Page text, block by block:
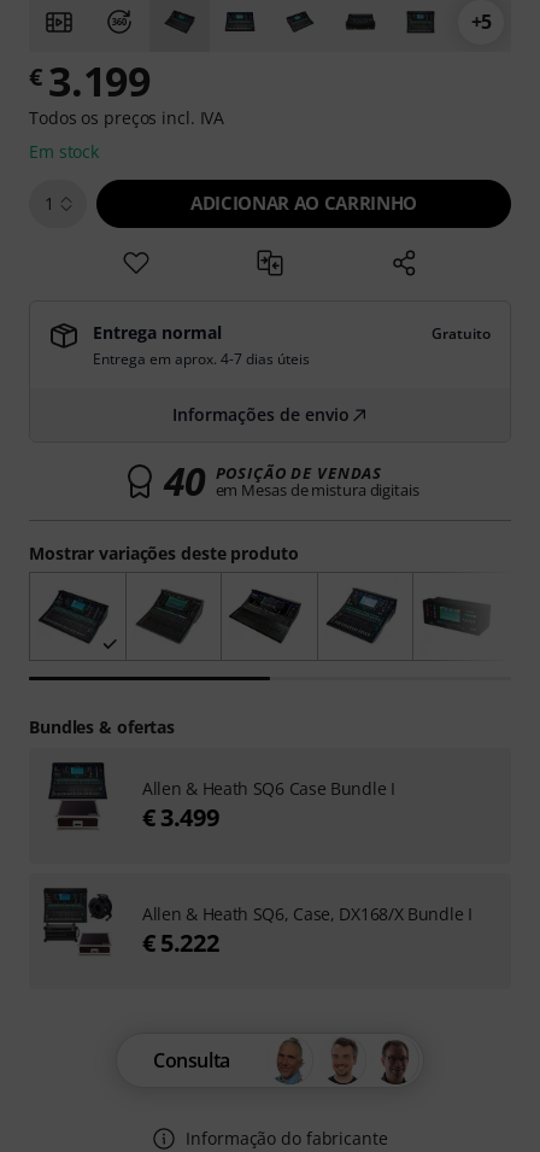
+5
Mostrar variações deste produto
€ 3.199
Todos os preços incl. IVA
Em stock
1 ADICIONAR AO CARRINHO
Entrega normal
Gratuito
Entrega em aprox. 4-7 dias úteis
Informações de envio
40 POSIÇÃO DE VENDAS
em Mesas de mistura digitais
Consulta
Informação do fabricante
Bundles & ofertas
Allen & Heath SQ6 Case Bundle I
€ 3.499
Allen & Heath SQ6, Case, DX168/X Bundle I
€ 5.222